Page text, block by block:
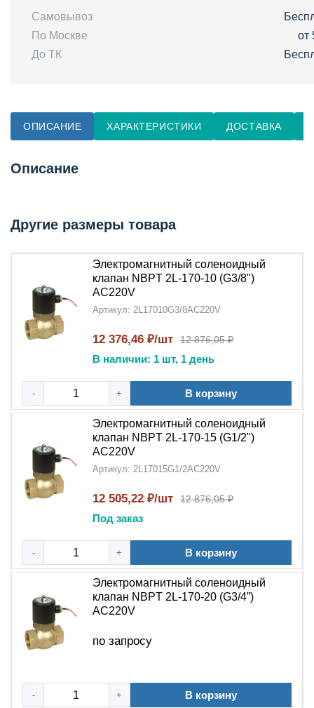
Самовывоз
По Москве
от
До ТК
ОПИСАНИЕ ХАРАКТЕРИСТИКИ ДОСТАВКА
Описание
Другие размеры товара
Электромагнитный соленоидный
клапан NBPT 2L-170-10 (G3/8")
AC220V
Артикул: 2L17010G3/8AC220V
12 376,46 ₽/шт 12 876,05 ₽
В наличии: 1 шт, 1 день
- + В корзину
Электромагнитный соленоидный
клапан NBPT 2L-170-15 (G1/2")
AC220V
Артикул: 2L17015G1/2AC220V
12 505,22 ₽/шт 12 876,05 ₽
Под заказ
- + В корзину
Электромагнитный соленоидный
клапан NBPT 2L-170-20 (G3/4”)
AC220V
по запросу
- + В корзину